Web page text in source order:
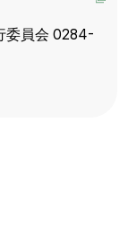
委員会 0284-